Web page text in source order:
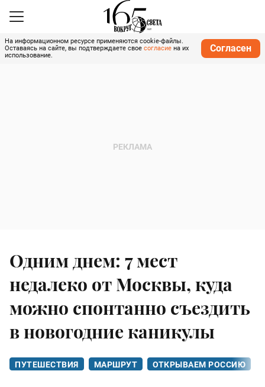
На информационном ресурсе применяются cookie-файлы.
Оставаясь на сайте, вы подтверждаете свое согласие на их
использование.
Согласен
Одним днем: 7 мест
недалеко от Москвы, куда
можно спонтанно съездить
в новогодние каникулы
ПУТЕШЕСТВИЯ МАРШРУТ ОТКРЫВАЕМ РОССИЮ